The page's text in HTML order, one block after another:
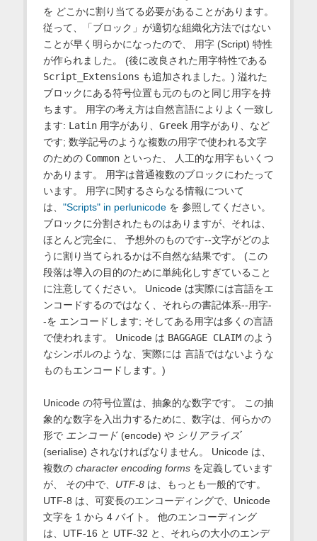
を どこかに割り当てる必要があることがあります。
従って、「ブロック」が適切な組織化方法ではない
ことが早く明らかになったので、
用字(Script) 特性
が作られました。 (後に改良された用字特性である
Script_Extensions も追加されました。) 溢れた
ブロックにある符号位置も元のものと同じ用字を持
ちます。 用字の考え方は自然言語によりよく一致し
ます: Latin用字があり、 Greek用字があり、など
です; 数学記号のような複数の用字で使われる文字
のための Commonといった、 人工的な用字もいくつ
かあります。 用字は普通複数のブロックにわたって
います。 用字に関するさらなる情報について
は、 "Scripts" in perlunicodeを 参照してください。
ブロックに分割されたものはありますが、それは、
ほとんど完全に、 予想外のものです--文字がどのよ
うに割り当てられるかは不自然な結果です。 (この
段落は導入の目的のために単純化しすぎていること
に注意してください。 Unicode は実際には言語をエ
ンコードするのではなく、それらの書記体系--用字-
-を エンコードします; そしてある用字は多くの言語
で使われます。 Unicode は BAGGAGE CLAIMのよう
なシンボルのような、実際には 言語ではないような
ものもエンコードします。)
Unicode の符号位置は、抽象的な数字です。 この抽
象的な数字を入出力するために、数字は、何らかの
形で エンコード(encode) や シリアライズ
(serialise) されなければなりません。 Unicode は、
複数の character encoding formsを定義しています
が、 その中で、 UTF-8は、もっとも一般的です。
UTF-8 は、可変長のエンコーディングで、Unicode
文字を 1 から 4 バイト。 他のエンコーディング
は、UTF-16 と UTF-32 と、それらの大小のエンデ